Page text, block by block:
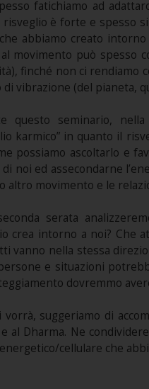
fatichiamo ad
risveglio è forte e spesso
abbiamo creato
movimento può spesso
finché non ci rendiamo
di vibrazione (del pianeta,
questo seminario,
karmico” in quanto il
possiamo ascoltarlo e
noi ed assecondarne
altro movimento e le
serata
crea intorno a noi? Che
vanno nella stessa
e situazioni
dovremmo
vorrà, suggeriamo di
e al Dharma. Ne
cellulare che